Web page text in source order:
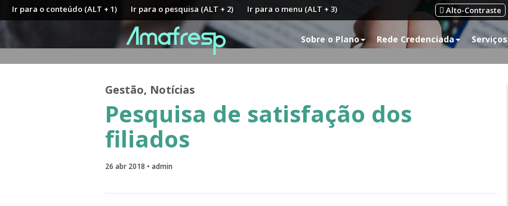
Ir para o conteúdo (ALT + 1) Ir para o pesquisa (ALT + 2) Ir para o menu (ALT + 3) Alto-Contraste
Sobre o Plano Rede Credenciada Serviços
Gestão, Notícias
Pesquisa de satisfação dos
filiados
26 abr 2018 • admin